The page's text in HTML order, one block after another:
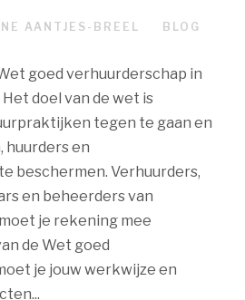
AANTJES-BREEL BLOG
goed verhuurderschap in
doel van de wet is
tegen te gaan en
huurders en
beschermen. Verhuurders,
en beheerders van
je rekening mee
de Wet goed
je jouw werkwijze en